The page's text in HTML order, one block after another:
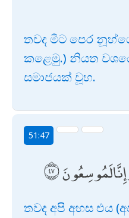
තවද මීට පෙර
කළෙමු.) නියත
සමාජයක් වූහ.
51:47
لَمُوسِعُونَ
තවද අපි අහස එය